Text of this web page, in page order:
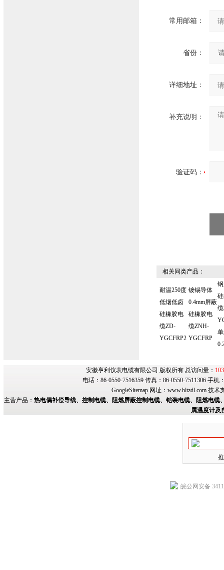
常用邮箱：
省份：
详细地址：
补充说明：
验证码：
相关同类产品：
耐温250度
低烟低卤
硅橡胶电
缆ZD-
YGCFRP2
镀锡导体
0.4mm屏蔽
硅橡胶电
缆ZNH-
YGCFRP
安徽亨利仪表电缆有限公司 版权所有 总访问量：
电话：86-0550-7516359 传真：86-0550-7511306 手
GoogleSitemap网址： www.hltzdl.com技术
主营产品： 热电偶补偿导线、控制电缆、阻燃屏蔽控制电缆、铠装电缆、阻燃电
属温度计及
皖公网安备